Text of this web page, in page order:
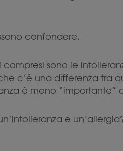
confondere.
compresi sono le
c’è una differenza tra
è meno “importante”
e